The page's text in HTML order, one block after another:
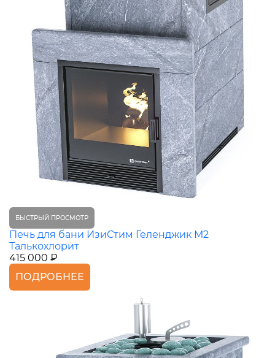
БЫСТРЫЙ ПРОСМОТР
Печь для бани ИзиСтим Геленджик М2
Талькохлорит
415 000 ₽
ПОДРОБНЕЕ